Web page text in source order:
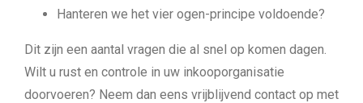
Hanteren we het vier ogen-principe voldoende?
Dit zijn een aantal vragen die al snel op komen dagen.
Wilt u rust en controle in uw inkooporganisatie
doorvoeren? Neem dan eens vrijblijvend contact op met